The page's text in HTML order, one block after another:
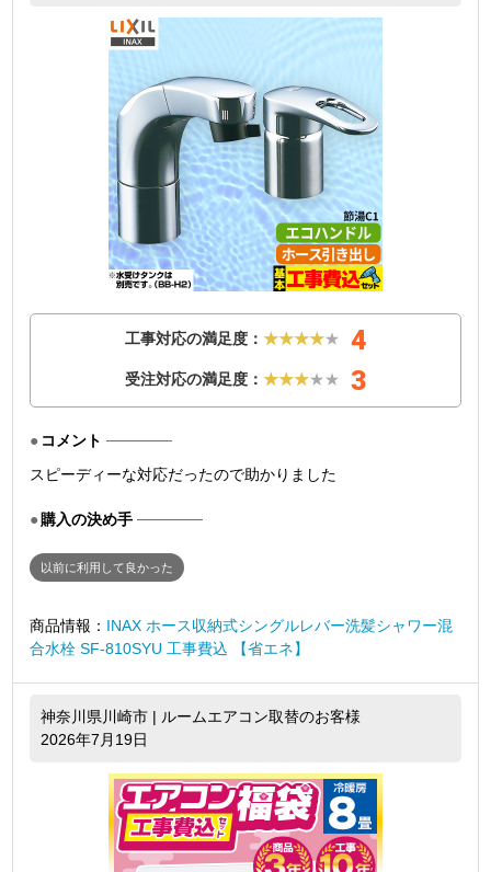
工事対応の満足度： ★★★★★ 4
受注対応の満足度： ★★★★★ 3
コメント
スピーディーな対応だったので助かりました
購入の決め手
以前に利用して良かった
商品情報： INAX ホース収納式シングルレバー洗髪シャワー混
合水栓 SF-810SYU 工事費込 【省エネ】
神奈川県川崎市 | ルームエアコン取替のお客様
2026年7月19日